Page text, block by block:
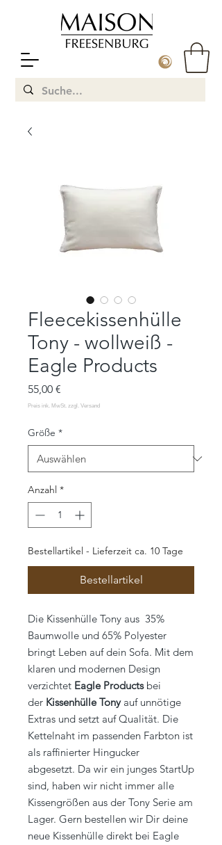
Fleecekissenhülle
Tony - wollweiß -
Eagle Products
55,00 €
Größe *
Anzahl *
Bestellartikel - Lieferzeit ca. 10 Tage
Bestellartikel
Die Kissenhülle Tony aus 35%
Baumwolle und 65% Polyester
bringt Leben auf dein Sofa. Mit dem
klaren und modernen Design
verzichtet Eagle Productsbei
der Kissenhülle Tonyauf unnötige
Extras und setzt auf Qualität. Die
Kettelnaht im passenden Farbton ist
als raffinierter Hingucker
abgesetzt. Da wir ein junges StartUp
sind, haben wir nicht immer alle
Kissengrößen aus der Tony Serie am
Lager. Gern bestellen wir Dir deine
neue Kissenhülle direkt bei Eagle